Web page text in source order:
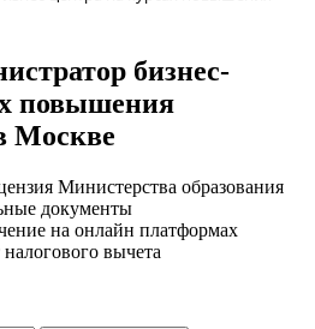
бизнес-
повышения
Москве
Министерства образования
документы
на онлайн платформах
вычета